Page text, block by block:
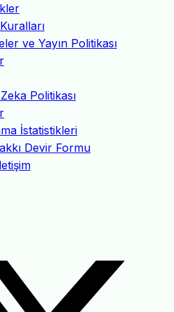
ve Yayın Politikası
Politikası
İstatistikleri
Devir Formu